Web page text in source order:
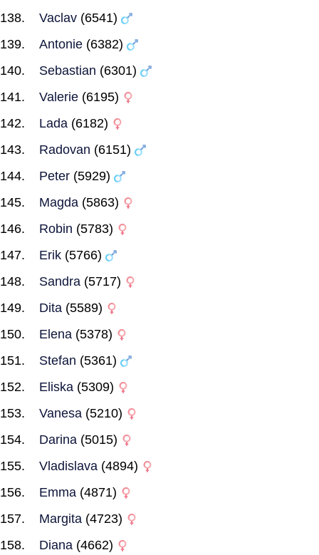
Vaclav (6541)
Antonie (6382)
Sebastian (6301)
Valerie (6195)
Lada (6182)
Radovan (6151)
Peter (5929)
Magda (5863)
Robin (5783)
Erik (5766)
Sandra (5717)
Dita (5589)
Elena (5378)
Stefan (5361)
Eliska (5309)
Vanesa (5210)
Darina (5015)
Vladislava (4894)
Emma (4871)
Margita (4723)
Diana (4662)